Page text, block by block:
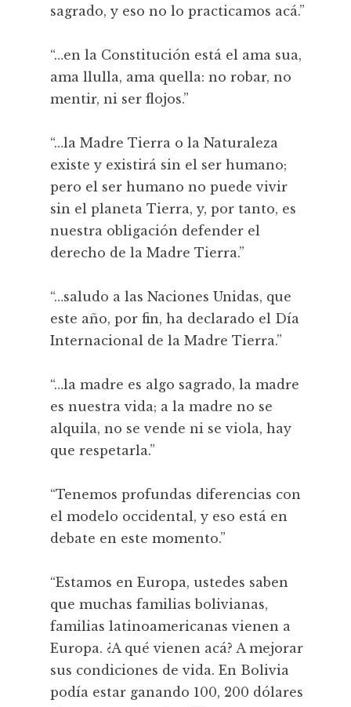
sagrado, y eso no lo practicamos acá.”
“…en la Constitución está el ama sua,
ama llulla, ama quella: no robar, no
mentir, ni ser flojos.”
“…la Madre Tierra o la Naturaleza
existe y existirá sin el ser humano;
pero el ser humano no puede vivir
sin el planeta Tierra, y, por tanto, es
nuestra obligación defender el
derecho de la Madre Tierra.”
“…saludo a las Naciones Unidas, que
este año, por fin, ha declarado el Día
Internacional de la Madre Tierra.”
“…la madre es algo sagrado, la madre
es nuestra vida; a la madre no se
alquila, no se vende ni se viola, hay
que respetarla.”
“Tenemos profundas diferencias con
el modelo occidental, y eso está en
debate en este momento.”
“Estamos en Europa, ustedes saben
que muchas familias bolivianas,
familias latinoamericanas vienen a
Europa. ¿A qué vienen acá? A mejorar
sus condiciones de vida. En Bolivia
podía estar ganando 100, 200 dólares